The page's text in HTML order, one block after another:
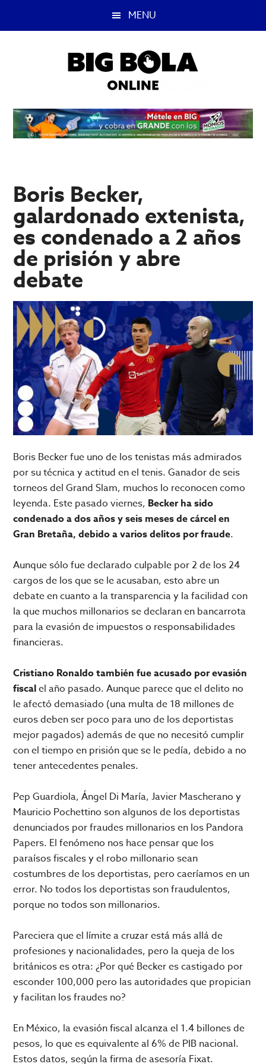
MENU
Big
Bola
mejor
del
deportivas.
Boris Becker,
galardonado extenista,
es condenado a 2 años
de prisión y abre
debate
Boris Becker fue uno de los tenistas más admirados
por su técnica y actitud en el tenis. Ganador de seis
torneos del Grand Slam, muchos lo reconocen como
leyenda. Este pasado viernes, Becker ha sido
condenado a dos años y seis meses de cárcel en
Gran Bretaña, debido a varios delitos por fraude.
Aunque sólo fue declarado culpable por 2 de los 24
cargos de los que se le acusaban, esto abre un
debate en cuanto a la transparencia y la facilidad con
la que muchos millonarios se declaran en bancarrota
para la evasión de impuestos o responsabilidades
financieras.
Cristiano Ronaldo también fue acusado por evasión
fiscalel año pasado. Aunque parece que el delito no
le afectó demasiado (una multa de 18 millones de
euros deben ser poco para uno de los deportistas
mejor pagados) además de que no necesitó cumplir
con el tiempo en prisión que se le pedía, debido a no
tener antecedentes penales.
Pep Guardiola, Ángel Di María, Javier Mascherano y
Mauricio Pochettino son algunos de los deportistas
denunciados por fraudes millonarios en los Pandora
Papers. El fenómeno nos hace pensar que los
paraísos fiscales y el robo millonario sean
costumbres de los deportistas, pero caeríamos en un
error. No todos los deportistas son fraudulentos,
porque no todos son millonarios.
Pareciera que el límite a cruzar está más allá de
profesiones y nacionalidades, pero la queja de los
británicos es otra: ¿Por qué Becker es castigado por
esconder 100,000 pero las autoridades que propician
y facilitan los fraudes no?
En México, la evasión fiscal alcanza el 1.4 billones de
pesos, lo que es equivalente al 6% de PIB nacional.
Estos datos, según la firma de asesoría Fixat.